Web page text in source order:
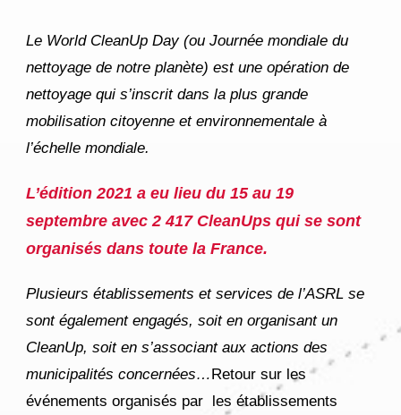
Le World CleanUp Day (ou Journée mondiale du
nettoyage de notre planète) est une opération de
nettoyage qui s’inscrit dans la plus grande
mobilisation citoyenne et environnementale à
l’échelle mondiale.
L’édition 2021 a eu lieu du 15 au 19
septembre avec 2 417 CleanUps qui se sont
organisés dans toute la France.
Plusieurs établissements et services de l’ASRL se
sontégalementengagés, soit en organisant un
CleanUp, soit en s’associant aux actions des
municipalités concernées…Retour sur les
événements organisés par les établissements